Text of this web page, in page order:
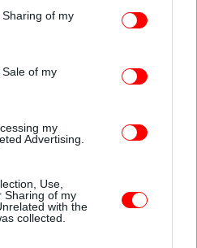
behaviour. You may click to
and its third-party tags to
purposes in below Google
of my
of my
my
Advertising.
Use,
Sharing of my
with the
collected.